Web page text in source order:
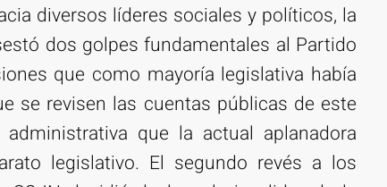
diversos líderes sociales y políticos, la
dos golpes fundamentales al Partido
que como mayoría legislativa había
se revisen las cuentas públicas de este
que la actual aplanadora
legislativo. El segundo revés a los